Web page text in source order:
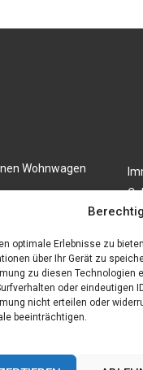
optimale Erlebnisse zu
über Ihr Gerät zu
zu diesen Technologien
oder eindeutigen
nicht erteilen oder
beeinträchtigen.
Wohnwagen
festkochend